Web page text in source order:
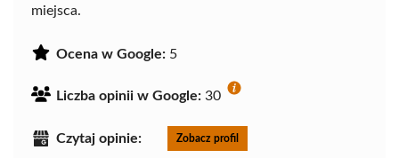
miejsca.
Ocena w Google: 5
Liczba opinii w Google: 30
Czytaj opinie: Zobacz profil